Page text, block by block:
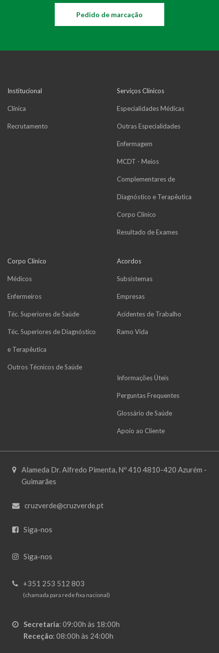
Pedido de marcação
Institucional
Clínica
Recrutamento
Serviços Clínicos
Especialidades Médicas
Outras Especialidades
Enfermagem
MCDT - Meios
Complementares de
Diagnóstico e Terapêutica
Corpo Clínico
Resultado de Exames
Corpo Clínico
Médicos
Enfermeiros
Téc. Superiores de Saúde
Téc. Superiores de Diagnóstico
e Terapêutica
Outros Técnicos de Saúde
Acordos
Subsistemas
Empresas
Acidentes de Trabalho
Ramo Vida
Informações Úteis
Perguntas Frequentes
Glossário de Saúde
Apoio ao Cliente
Alameda Dr. Alfredo Pimenta, Nº 410 4810-420 Azurém -
Guimarães
cruzverde@cruzverde.pt
Siga-nos
Siga-nos
+351 253 512 803
(chamada para rede fixa nacional)
Secretaria: 09:00h às 18:00h
Receção: 08:00h às 24:00h